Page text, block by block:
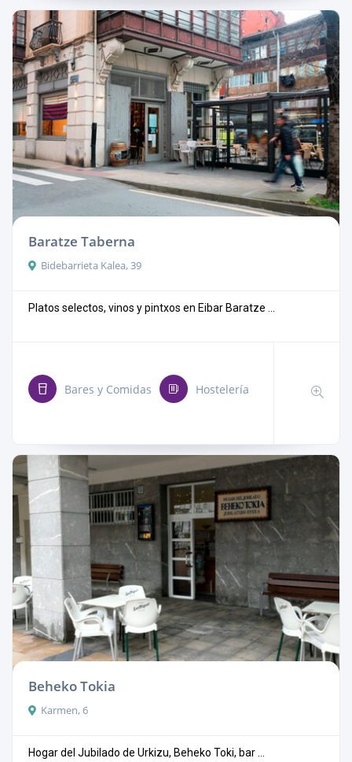
Baratze Taberna
Bidebarrieta Kalea, 39
Platos selectos, vinos y pintxos en Eibar Baratze ...
Bares y Comidas Hostelería
Beheko Tokia
Karmen, 6
Hogar del Jubilado de Urkizu, Beheko Toki, bar ...